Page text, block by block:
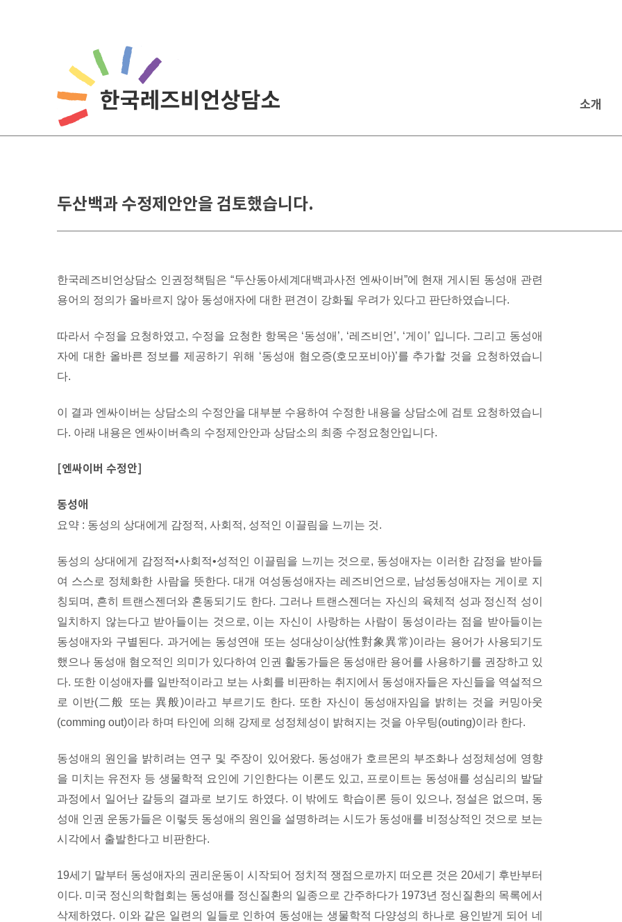
소개
두산백과 수정제안안을 검토했습니다.
한국레즈비언상담소 인권정책팀은 “두산동아세계대백과사전 엔싸이버”에 현재 게시된 동성애 관련
용어의 정의가 올바르지 않아 동성애자에 대한 편견이 강화될 우려가 있다고 판단하였습니다.
따라서 수정을 요청하였고, 수정을 요청한 항목은 ‘동성애’, ‘레즈비언’, ‘게이’ 입니다. 그리고 동성애
자에 대한 올바른 정보를 제공하기 위해 ‘동성애 혐오증(호모포비아)’를 추가할 것을 요청하였습니
다.
이 결과 엔싸이버는 상담소의 수정안을 대부분 수용하여 수정한 내용을 상담소에 검토 요청하였습니
다. 아래 내용은 엔싸이버측의 수정제안안과 상담소의 최종 수정요청안입니다.
[엔싸이버 수정안]
동성애
요약 : 동성의 상대에게 감정적, 사회적, 성적인 이끌림을 느끼는 것.
동성의 상대에게 감정적•사회적•성적인 이끌림을 느끼는 것으로, 동성애자는 이러한 감정을 받아들
여 스스로 정체화한 사람을 뜻한다. 대개 여성동성애자는 레즈비언으로, 남성동성애자는 게이로 지
칭되며, 흔히 트랜스젠더와 혼동되기도 한다. 그러나 트랜스젠더는 자신의 육체적 성과 정신적 성이
일치하지 않는다고 받아들이는 것으로, 이는 자신이 사랑하는 사람이 동성이라는 점을 받아들이는
동성애자와 구별된다. 과거에는 동성연애 또는 성대상이상(性對象異常)이라는 용어가 사용되기도
했으나 동성애 혐오적인 의미가 있다하여 인권 활동가들은 동성애란 용어를 사용하기를 권장하고 있
다. 또한 이성애자를 일반적이라고 보는 사회를 비판하는 취지에서 동성애자들은 자신들을 역설적으
로 이반(二般 또는 異般)이라고 부르기도 한다. 또한 자신이 동성애자임을 밝히는 것을 커밍아웃
(comming out)이라 하며 타인에 의해 강제로 성정체성이 밝혀지는 것을 아우팅(outing)이라 한다.
동성애의 원인을 밝히려는 연구 및 주장이 있어왔다. 동성애가 호르몬의 부조화나 성정체성에 영향
을 미치는 유전자 등 생물학적 요인에 기인한다는 이론도 있고, 프로이트는 동성애를 성심리의 발달
과정에서 일어난 갈등의 결과로 보기도 하였다. 이 밖에도 학습이론 등이 있으나, 정설은 없으며, 동
성애 인권 운동가들은 이렇듯 동성애의 원인을 설명하려는 시도가 동성애를 비정상적인 것으로 보는
시각에서 출발한다고 비판한다.
19세기 말부터 동성애자의 권리운동이 시작되어 정치적 쟁점으로까지 떠오른 것은 20세기 후반부터
이다. 미국 정신의학협회는 동성애를 정신질환의 일종으로 간주하다가 1973년 정신질환의 목록에서
삭제하였다. 이와 같은 일련의 일들로 인하여 동성애는 생물학적 다양성의 하나로 용인받게 되어 네